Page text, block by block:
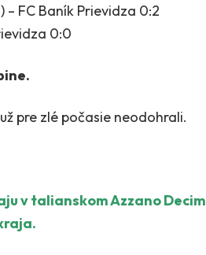
FC Baník Prievidza 0:2
0:0
pre zlé počasie neodohrali.
v talianskom Azzano